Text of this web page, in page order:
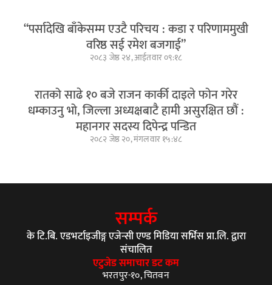
“पर्सादेखि बाँकेसम्म एउटै परिचय : कडा र परिणाममुखी
वरिष्ठ सई रमेश बजगाई”
२०८३ जेष्ठ २४, आईतवार ०९:१८
रातको साढे १० बजे राजन कार्की दाइले फोन गरेर
धम्काउनु भो, जिल्ला अध्यक्षबाटै हामी असुरक्षित छौं :
महानगर सदस्य दिपेन्द्र पन्डित
२०८२ जेष्ठ २०, मंगलवार १५:४८
सम्पर्क
के टि.बि. एडभर्टाइजीङ्ग एजेन्सी एण्ड मिडिया सर्भिस प्रा.लि. द्वारा
संचालित
एटुजेड समाचार डट कम
भरतपुर-१०, चितवन